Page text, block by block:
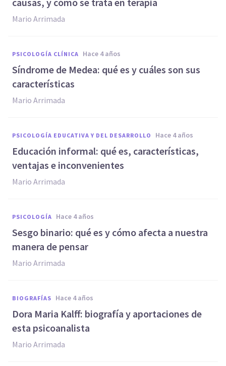
Mario Arrimada
PSICOLOGÍA CLÍNICA hace 4 años
Síndrome de Medea: qué es y cuáles son sus
características
Mario Arrimada
PSICOLOGÍA EDUCATIVA Y DEL DESARROLLO hace 4 años
Educación informal: qué es, características,
ventajas e inconvenientes
Mario Arrimada
PSICOLOGÍA hace 4 años
Sesgo binario: qué es y cómo afecta a nuestra
manera de pensar
Mario Arrimada
BIOGRAFÍAS hace 4 años
Dora Maria Kalff: biografía y aportaciones de
esta psicoanalista
Mario Arrimada